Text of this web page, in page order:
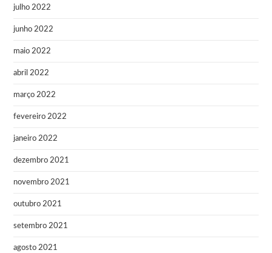
julho 2022
junho 2022
maio 2022
abril 2022
março 2022
fevereiro 2022
janeiro 2022
dezembro 2021
novembro 2021
outubro 2021
setembro 2021
agosto 2021